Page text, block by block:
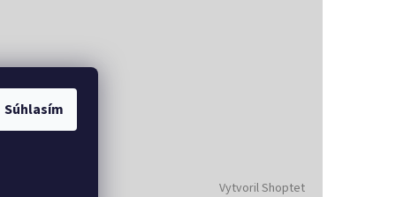
Súhlasím
Vytvoril Shoptet